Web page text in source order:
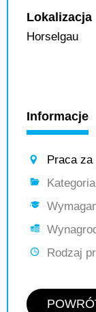
Lokalizacja
Horselgau
Informacje
Praca za
Rodzaj